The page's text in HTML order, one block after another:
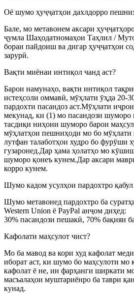
Оё шумо ҳуҷҷатҳои дахлдорро
Бале, мо метавонем аксари
ҷумла Шаҳодатномаҳои Таҳлил /
бораи пайдоиш ва дигар ҳуҷҷатҳои
зарурӣ.
Вақти миёнаи интиқол чанд аст?
Барои намунаҳо, вақти интиқол
истеҳсоли оммавӣ, мӯҳлати ӯҳда 20-
пардохти пасандоз аст.Мӯҳлати
мекунад, ки (1) мо пасандози шуморо
тасдиқи ниҳоии шуморо барои
мӯҳлатҳои пешниҳоди мо бо
лутфан талаботҳои худро бо фурӯши
гузаронед.Дар ҳама ҳолатҳо мо
шуморо қонеъ кунем.Дар аксари
корро кунем.
Шумо кадом усулҳои пардохтро
Шумо метавонед пардохтро ба
Western Union ё PayPal анҷом диҳед:
30% пасандози пешакӣ, 70% бақияи
Кафолати маҳсулот чист?
Мо ба мавод ва кори худ кафолат
иборат аст, ки шумо бо маҳсулоти мо
кафолат ё не, ин фарҳанги ширкати
масъалаҳои муштариёнро ба таври
кунад.